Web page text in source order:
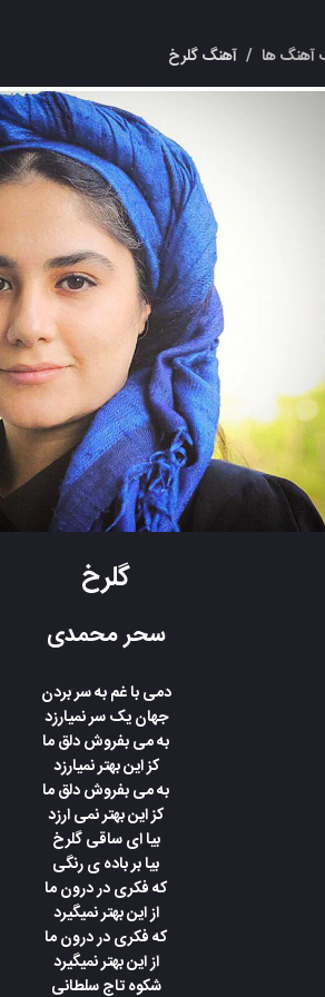
آهنگ ها / آهنگ گلرخ
گلرخ
سحر محمدی
دمی با غم به سر بردن
جهان یک سر نمیارزد
به می بفروش دلق ما
کز این بهتر نمیارزد
به می بفروش دلق ما
کز این بهتر نمی ارزد
بیا ای ساقی گلرخ
بیا بر باده ی رنگی
که فکری در درون ما
از این بهتر نمیگیرد
که فکری در درون ما
از این بهتر نمیگیرد
شکوه تاج سلطانی